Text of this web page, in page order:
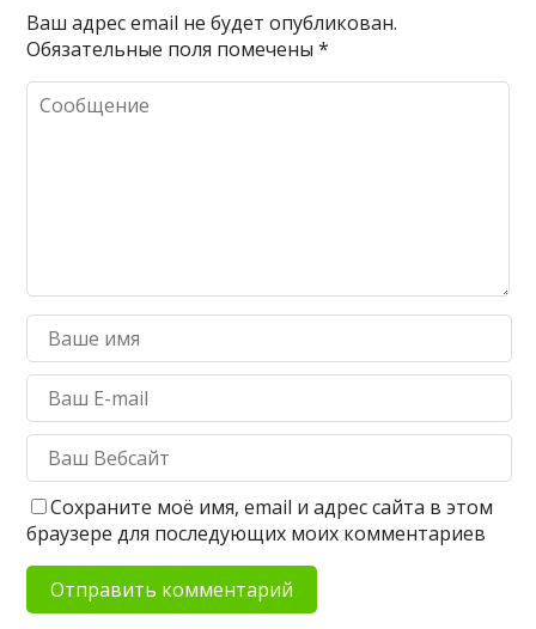
Ваш адрес email не будет опубликован.
Обязательные поля помечены*
Сохраните моё имя, email и адрес сайта в этом
браузере для последующих моих комментариев